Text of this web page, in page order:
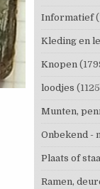
Informatief
Kleding en
Knopen
loodjes
Munten,
Onbekend -
Plaats of
Ramen,